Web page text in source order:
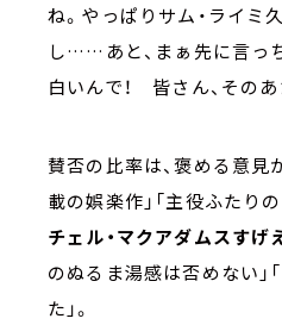
ね。やっぱりサム・ライミ
し……あと、まぁ先に言っち
白いんで！ 皆さん、その
賛否の比率は、褒める意見
載の娯楽作」「主役ふたり
チェル・マクアダムスすげ
のぬるま湯感は否めない」
た」。